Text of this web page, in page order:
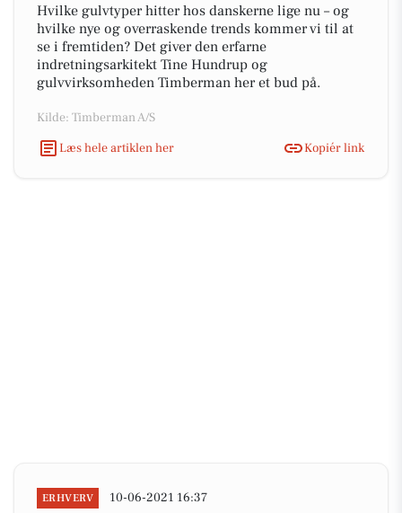
Hvilke gulvtyper hitter hos danskerne lige nu – og
hvilke nye og overraskende trends kommer vi til at
se i fremtiden? Det giver den erfarne
indretningsarkitekt Tine Hundrup og
gulvvirksomheden Timberman her et bud på.
Kilde: Timberman A/S
Læs hele artiklen her
Kopiér link
ERHVERV 10-06-2021 16:37